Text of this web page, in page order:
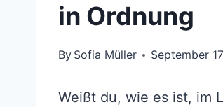
in Ordnung
By Sofia Müller September
Weißt du, wie es ist, im